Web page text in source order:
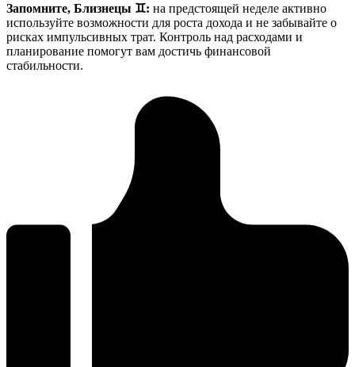
Запомните, Близнецы ♊: на предстоящей неделе активно
используйте возможности для роста дохода и не забывайте о
рисках импульсивных трат. Контроль над расходами и
планирование помогут вам достичь финансовой
стабильности.